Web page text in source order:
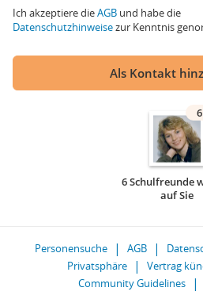
Ich akzeptiere dieAGB und habe die
Datenschutzhinweisezur Kenntnis
Als Kontakt
6
6 Schulfreunde
auf Sie
Personensuche AGB
Privatsphäre
Vertrag
Community Guidelines